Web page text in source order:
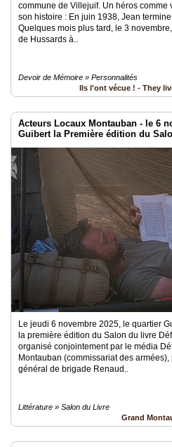
commune de Villejuif. Un héros comme
son histoire : En juin 1938, Jean
Quelques mois plus tard, le 3
de Hussards à..
Devoir de Mémoire » Personnalités
Ils l'ont vécue ! - They
Acteurs Locaux Montauban - le 6
Guibert la Première édition du
Le jeudi 6 novembre 2025, le quartier
la première édition du Salon du livre
organisé conjointement par le média
Montauban (commissariat des
général de brigade Renaud..
Littérature » Salon du Livre
Grand